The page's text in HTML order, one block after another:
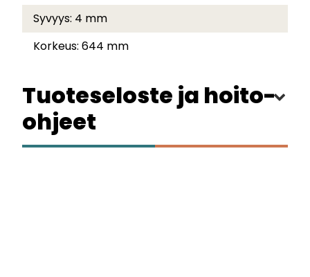
Syvyys: 4 mm
Korkeus: 644 mm
Tuoteseloste ja hoito-
ohjeet